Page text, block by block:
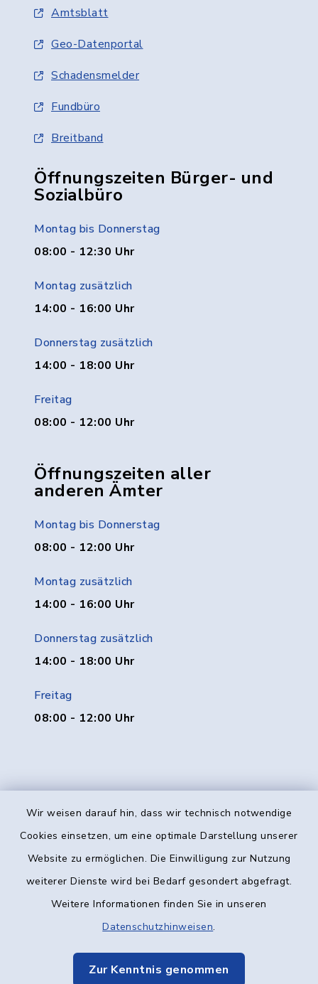
Wir weisen darauf hin, dass wir technisch notwendige
Cookies einsetzen, um eine optimale Darstellung unserer
Website zu ermöglichen. Die Einwilligung zur Nutzung
weiterer Dienste wird bei Bedarf gesondert abgefragt.
Weitere Informationen finden Sie in unseren
Datenschutzhinweisen.
Zur Kenntnis genommen
Amtsblatt
Geo-Datenportal
Schadensmelder
Fundbüro
Breitband
Öffnungszeiten Bürger- und
Sozialbüro
Montag bis Donnerstag
08:00 - 12:30 Uhr
Montag zusätzlich
14:00 - 16:00 Uhr
Donnerstag zusätzlich
14:00 - 18:00 Uhr
Freitag
08:00 - 12:00 Uhr
Öffnungszeiten aller
anderen Ämter
Montag bis Donnerstag
08:00 - 12:00 Uhr
Montag zusätzlich
14:00 - 16:00 Uhr
Donnerstag zusätzlich
14:00 - 18:00 Uhr
Freitag
08:00 - 12:00 Uhr
Kontakt
Datenschutz